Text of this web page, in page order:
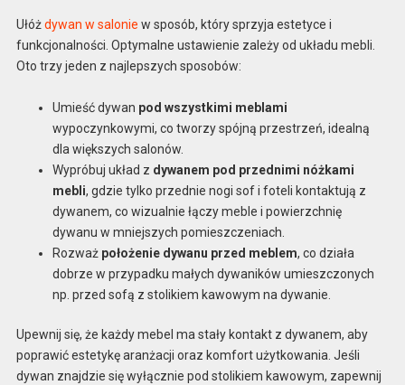
Ułóżdywan w salonie w sposób, który sprzyja estetyce i
funkcjonalności. Optymalne ustawienie zależy od układu mebli.
Oto trzy jeden z najlepszych sposobów:
Umieść dywan pod wszystkimi meblami
wypoczynkowymi, co tworzy spójną przestrzeń, idealną
dla większych salonów.
Wypróbuj układ z dywanem pod przednimi nóżkami
mebli, gdzie tylko przednie nogi sof i foteli kontaktują z
dywanem, co wizualnie łączy meble i powierzchnię
dywanu w mniejszych pomieszczeniach.
Rozważ położenie dywanu przed meblem, co działa
dobrze w przypadku małych dywaników umieszczonych
np. przed sofą z stolikiem kawowym na dywanie.
Upewnij się, że każdy mebel ma stały kontakt z dywanem, aby
poprawić estetykę aranżacji oraz komfort użytkowania. Jeśli
dywan znajdzie się wyłącznie pod stolikiem kawowym, zapewnij